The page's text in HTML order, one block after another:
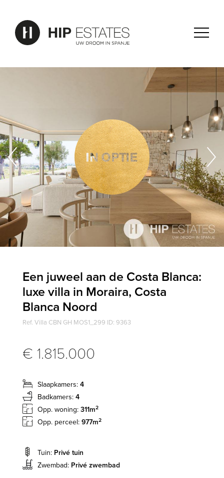
Een juweel aan de Costa Blanca:
luxe villa in Moraira, Costa
Blanca Noord
Ref. Villa CBN GH MOS1_299 ID: 9363
€ 1.815.000
Slaapkamers: 4
Badkamers: 4
Opp. woning: 311m2
Opp. perceel: 977m2
Tuin: Privé tuin
Zwembad: Privé zwembad